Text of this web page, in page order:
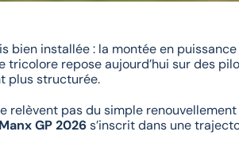
bien installée : la montée en
repose aujourd’hui sur des
plus structurée.
relèvent pas du simple
Manx GP 2026s’inscrit dans une